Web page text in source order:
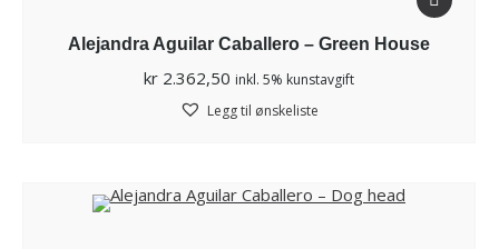
Alejandra Aguilar Caballero – Green House
kr 2.362,50 inkl. 5% kunstavgift
Legg til ønskeliste